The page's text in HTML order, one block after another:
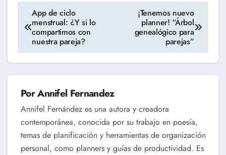
Navegación
de
entradas
App de ciclo
menstrual: ¿Y si lo
compartimos con
nuestra pareja?
¡Tenemos nuevo
planner! “Árbol
genealógico para
parejas”
PorAnnifel Fernandez
Annifel Fernández es una autora y creadora
contemporánea, conocida por su trabajo en poesía,
temas de planificación y herramientas de organización
personal, como planners y guías de productividad. Es